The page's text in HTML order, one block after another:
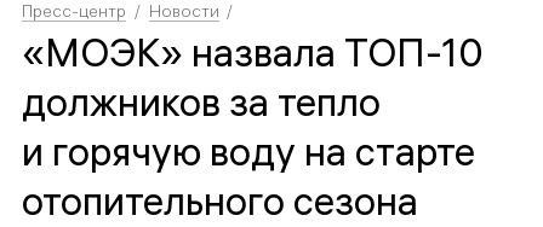
Пресс-центр Новости
«МОЭК» назвала ТОП-10
должников за тепло
и горячую воду на старте
отопительного сезона